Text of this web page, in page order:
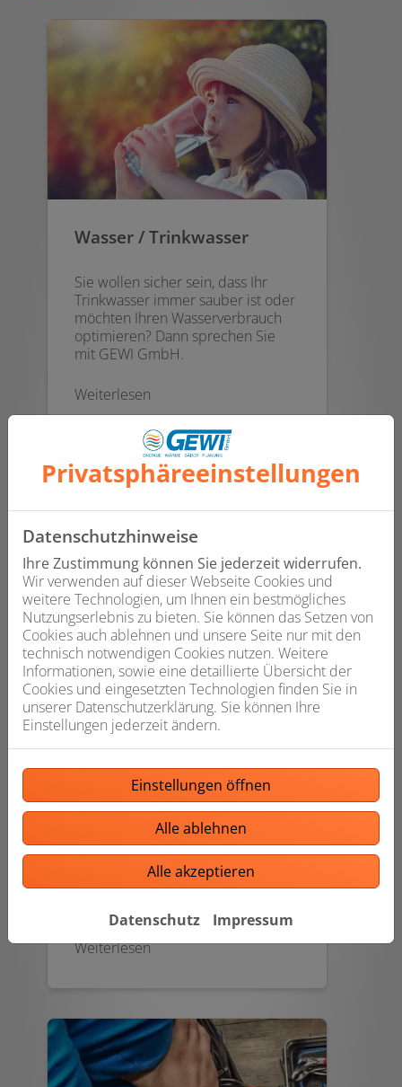
Wasser / Trinkwasser
Sie wollen sicher sein, dass Ihr
Trinkwasser immer sauber ist oder
möchten Ihren Wasserverbrauch
optimieren? Dann sprechen Sie
mit GEWI GmbH.
Weiterlesen
Photovoltaik
Mit Photovoltaik (PV) verwandeln
Sie die Kraft der Sonne in Ihren
eigenen sauberen Strom und
sparen Energiekosten. Ob für Ihr
Zuhause oder Ihren Betrieb –
durch leistungsoptimierte
Photovoltaikmodule mit hohem
Wirkungsgrad lohnt sich die
Nutzung der Solarenergie in der
Region Kirchberg im
Weiterlesen
Privatsphäre­einstellungen
Datenschutzhinweise
Ihre Zustimmung können Sie jederzeit widerrufen.
Wir verwenden auf dieser Webseite Cookies und
weitere Technologien, um Ihnen ein bestmögliches
Nutzungserlebnis zu bieten. Sie können das Setzen von
Cookies auch ablehnen und unsere Seite nur mit den
technisch notwendigen Cookies nutzen. Weitere
Informationen, sowie eine detaillierte Übersicht der
Cookies und eingesetzten Technologien finden Sie in
unserer Datenschutzerklärung. Sie können Ihre
Einstellungen jederzeit ändern.
Einstellungen öffnen
Alle ablehnen
Alle akzeptieren
Datenschutz Impressum